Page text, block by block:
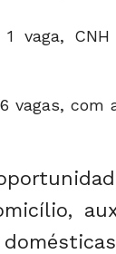
vaga,
vagas, com